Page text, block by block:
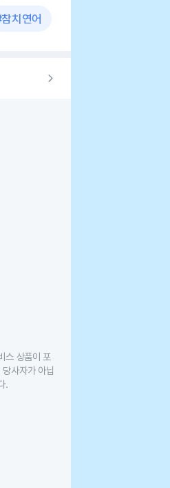
참치연어
스 상품이 포
사자가 아닙
.